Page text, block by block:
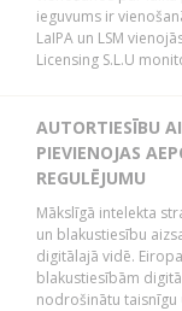
ieguvums ir
LaIPA un LSM
Licensing S.L.U
AUTORTIESĪBU
PIEVIENOJAS
REGULĒJUMU
Mākslīgā intelekta
un blakustiesību
digitālajā vidē.
blakustiesībām
nodrošinātu taisnīgu